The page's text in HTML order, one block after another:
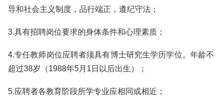
导和社会主义制度，品行端正，遵纪守法；
3.具有招聘岗位要求的身体条件和心理素质；
4.专任教师岗位应聘者须具有博士研究生学历学位。年龄不
超过38岁（1988年5月1日以后出生）；
5.应聘者各教育阶段所学专业应相同或相近；